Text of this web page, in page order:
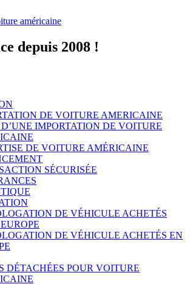
depuis 2008 !
DE VOITURE AMERICAINE
IMPORTATION DE VOITURE
DE VOITURE AMÉRICAINE
SÉCURISÉE
DE VÉHICULE ACHETÉS
DE VÉHICULE ACHETÉS EN
DÉTACHÉES POUR VOITURE